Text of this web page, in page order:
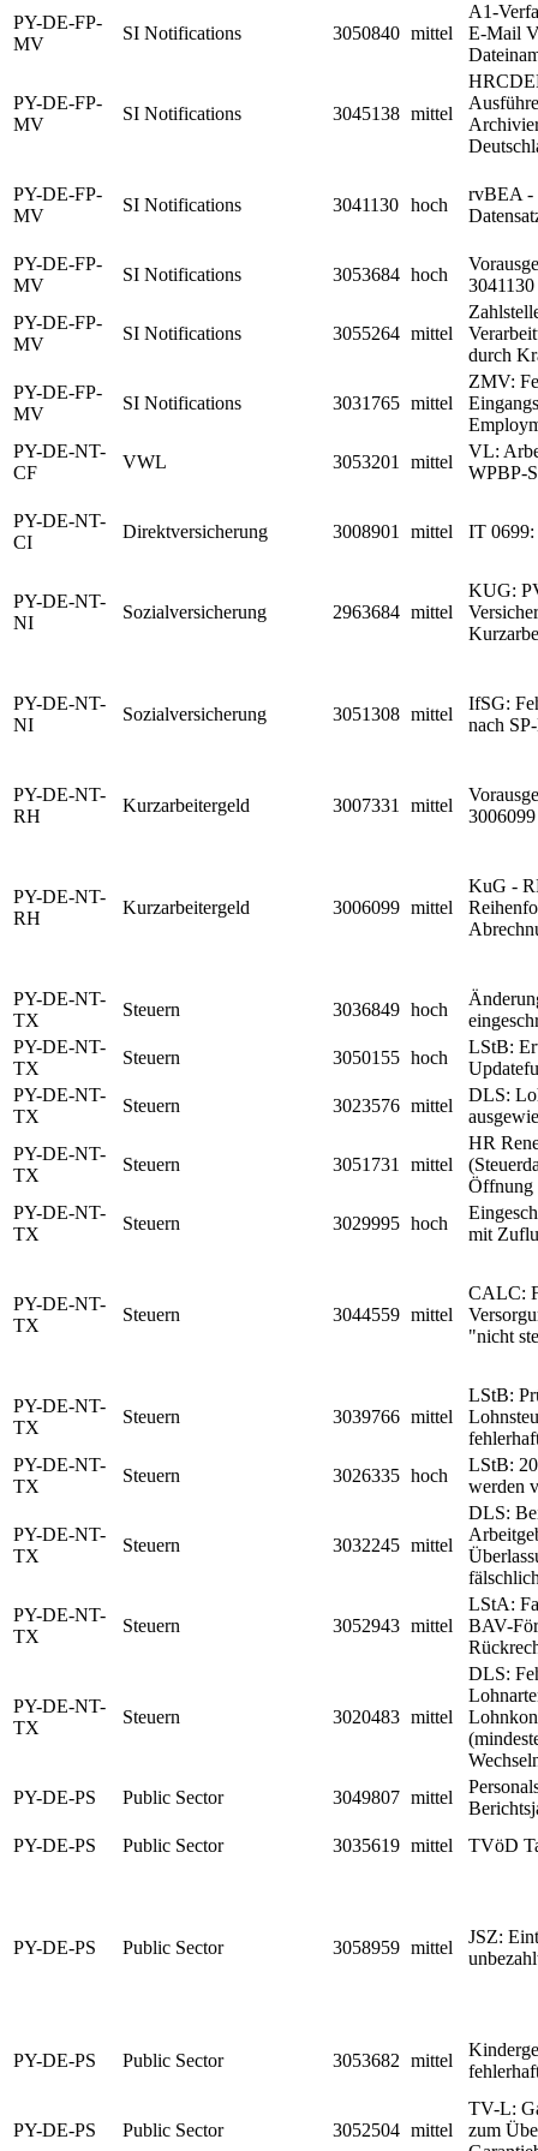
PY-DE-FP-
MV
SI Notifications 3050840 mittel
A1-
E-Mail
PY-DE-FP-
MV
SI Notifications 3045138 mittel
PY-DE-FP-
MV
SI Notifications 3041130 hoch
rvBEA -
PY-DE-FP-
MV
SI Notifications 3053684 hoch
3041130
PY-DE-FP-
MV
SI Notifications 3055264 mittel
durch
PY-DE-FP-
MV
SI Notifications 3031765 mittel
ZMV:
PY-DE-NT-
CF
VWL 3053201 mittel
VL:
WPBP-
PY-DE-NT-
CI
Direktversicherung 3008901 mittel IT 0699:
PY-DE-NT-
NI
Sozialversicherung 2963684 mittel
KUG:
PY-DE-NT-
NI
Sozialversicherung 3051308 mittel
IfSG:
nach
PY-DE-NT-
RH
Kurzarbeitergeld 3007331 mittel
3006099
PY-DE-NT-
RH
Kurzarbeitergeld 3006099 mittel
KuG -
PY-DE-NT-
TX
Steuern 3036849 hoch
PY-DE-NT-
TX
Steuern 3050155 hoch
LStB:
PY-DE-NT-
TX
Steuern 3023576 mittel
DLS:
PY-DE-NT-
TX
Steuern 3051731 mittel
HR
Öffnung
PY-DE-NT-
TX
Steuern 3029995 hoch
mit
PY-DE-NT-
TX
Steuern 3044559 mittel
CALC:
"nicht
PY-DE-NT-
TX
Steuern 3039766 mittel
LStB:
PY-DE-NT-
TX
Steuern 3026335 hoch
LStB:
werden
PY-DE-NT-
TX
Steuern 3032245 mittel
DLS:
PY-DE-NT-
TX
Steuern 3052943 mittel
LStA:
BAV-
PY-DE-NT-
TX
Steuern 3020483 mittel
DLS:
PY-DE-PS
Public Sector 3049807 mittel
PY-DE-PS
Public Sector 3035619 mittel TVöD
PY-DE-PS Public Sector 3058959 mittel
JSZ:
PY-DE-PS Public Sector 3053682 mittel
PY-DE-PS Public Sector 3052504 mittel
TV-L:
zum